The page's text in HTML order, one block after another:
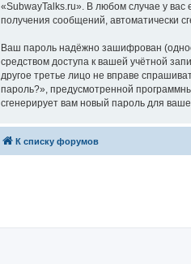
«SubwayTalks.ru». В любом случае у вас
получения сообщений, автоматически
Ваш пароль надёжно зашифрован
средством доступа к вашей учётной
другое третье лицо не вправе
пароль?», предусмотренной
сгенерирует вам новый пароль для
К списку форумов